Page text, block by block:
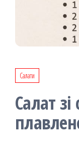
Салати
Салат